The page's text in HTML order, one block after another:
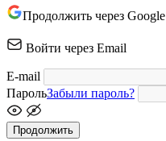
Продолжить через Google
Войти через Email
E-mail
ПарольЗабыли пароль?
Продолжить